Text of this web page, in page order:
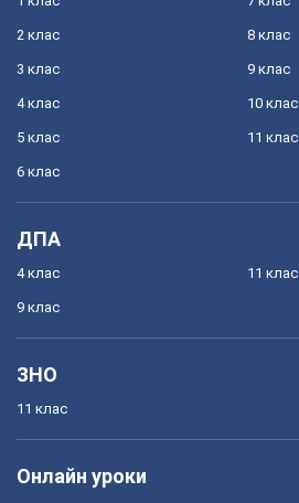
2 клас
3 клас
4 клас
5 клас
6 клас
8 клас
9 клас
10 клас
11 клас
ДПА
4 клас
9 клас
11 клас
ЗНО
11 клас
Онлайн уроки